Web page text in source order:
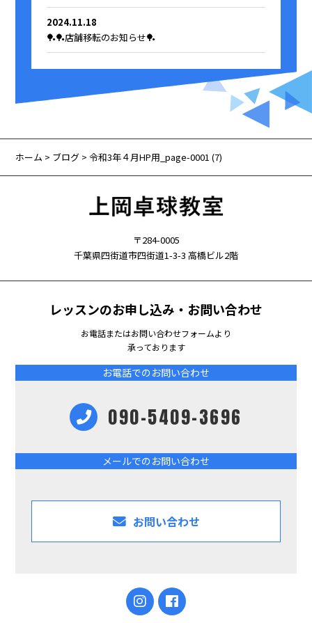
2024.11.18
🏓🏓店舗移転のお知らせ🏓
ホーム > ブログ > 令和3年４月HP用_page-0001 (7)
〒284-0005
千葉県四街道市四街道1-3-3 高橋ビル2階
レッスンのお申し込み・お問い合わせ
お電話またはお問い合わせフォームより
承っております
お電話でのお問い合わせ
090-5409-3696
メールでのお問い合わせ
お問い合わせ